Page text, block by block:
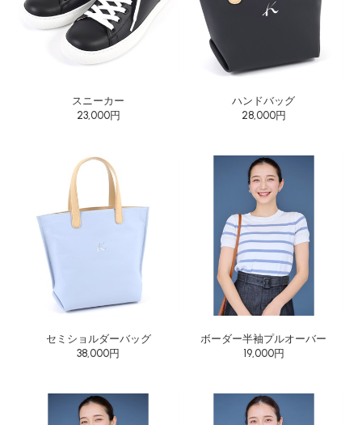
スニーカー
23,000円
ハンドバッグ
28,000円
セミショルダーバッグ
38,000円
ボーダー半袖プルオーバー
19,000円